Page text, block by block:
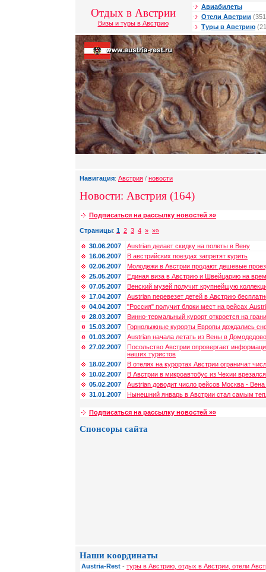
Отдых в Австрии
Визы и туры в Австрию
Авиабилеты
Отели Австрии
Туры в Австрию
Навигация: Австрия / новости
Новости: Австрия (164)
Подписаться на рассылку новостей »»
Страницы: 1 2 3 4 » »»
30.06.2007
Austrian делает скидку на полеты в Вену
16.06.2007
В австрийских поездах запретят курить
02.06.2007
Молодежи в Австрии продают дешевые
25.05.2007
Единая виза в Австрию и Швейцарию на
07.05.2007
Венский музей получит крупнейшую
17.04.2007
Austrian перевезет детей в Австрию
04.04.2007
"Россия" получит блоки мест на рейсах
28.03.2007
Винно-термальный курорт откроется на
15.03.2007
Горнолыжные курорты Европы дождались
01.03.2007
Austrian начала летать из Вены в Домодедово
27.02.2007
Посольство Австрии опровергает
наших туристов
18.02.2007
В отелях на курортах Австрии ограничат
10.02.2007
В Австрии в микроавтобус из Чехии
05.02.2007
Austrian доводит число рейсов Москва - Вена
31.01.2007
Нынешний январь в Австрии стал самым
Подписаться на рассылку новостей »»
Спонсоры сайта
Наши координаты
Austria-Rest - туры в Австрию, отдых в Австрии, отели